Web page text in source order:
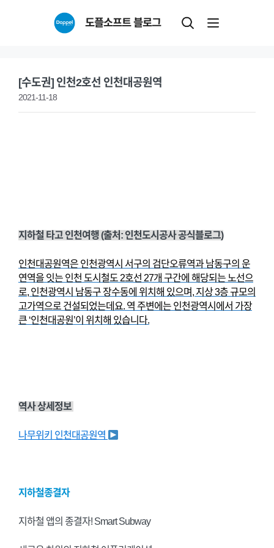
도플소프트 블로그
[수도권] 인천2호선 인천대공원역
2021-11-18
지하철 타고 인천여행 (출처: 인천도시공사 공식블로그)
인천대공원역은 인천광역시 서구의 검단오류역과 남동구의 운
연역을 잇는 인천 도시철도 2호선 27개 구간에 해당되는 노선으
로, 인천광역시 남동구 장수동에 위치해 있으며, 지상 3층 규모의
고가역으로 건설되었는데요. 역 주변에는 인천광역시에서 가장
큰 ‘인천대공원’이 위치해 있습니다.
역사 상세정보
나무위키 인천대공원역
지하철종결자
지하철 앱의 종결자! Smart Subway